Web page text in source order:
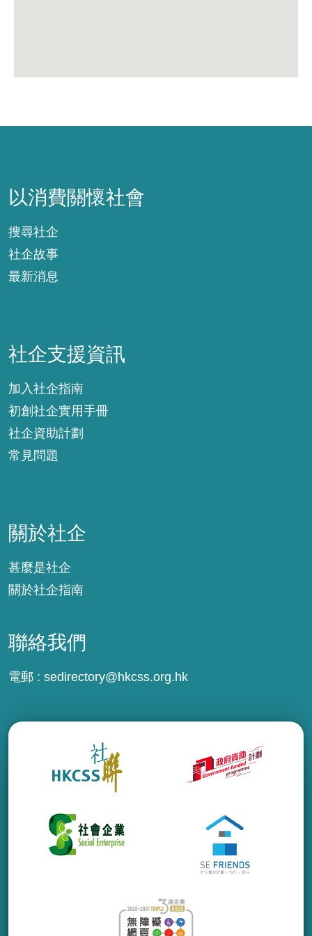
以消費關懷社會
搜尋社企
社企故事
最新消息
社企支援資訊
加入社企指南
初創社企實用手冊
社企資助計劃
常見問題
關於社企
甚麼是社企
關於社企指南
聯絡我們
電郵 : sedirectory@hkcss.org.hk